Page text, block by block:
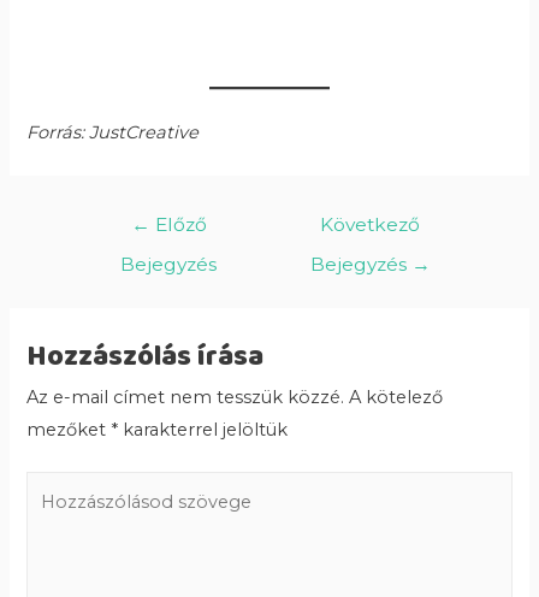
Forrás: JustCreative
← Előző
Bejegyzés
Következő
Bejegyzés →
Hozzászólás írása
Az e-mail címet nem tesszük közzé. A kötelező
mezőket * karakterrel jelöltük